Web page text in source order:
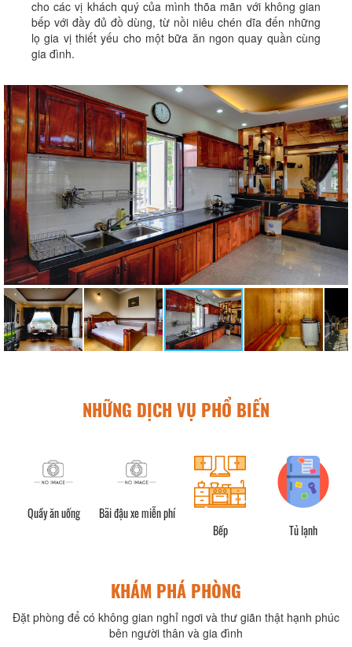
cho các vị khách quý của mình thõa mãn với không gian
bếp với đầy đủ đồ dùng, từ nồi niêu chén dĩa đến những
lọ gia vị thiết yếu cho một bữa ăn ngon quay quần cùng
gia đình.
NHỮNG DỊCH VỤ PHỔ BIẾN
Quầy ăn uống
Bãi đậu xe miễn phí
Bếp
Tủ lạnh
KHÁM PHÁ PHÒNG
Đặt phòng để có không gian nghỉ ngơi và thư giãn thật hạnh phúc
bên người thân và gia đình